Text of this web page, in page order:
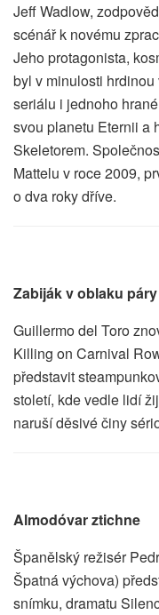
Jeff Wadlow,
scénář k novému
Jeho protagonista,
byl v minulosti
seriálu i jednoho
svou planetu Eternii a
Skeletorem.
Mattelu v roce 2009,
o dva roky dříve.
Zabiják v oblaku páry
Guillermo del Toro
Killing on Carnival
představit
století, kde vedle lidí
naruší děsivé činy
Almodóvar ztichne
Španělský režisér
Špatná výchova)
snímku, dramatu